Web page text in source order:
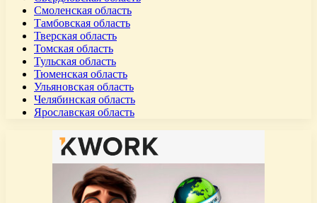
Смоленская область
Тамбовская область
Тверская область
Томская область
Тульская область
Тюменская область
Ульяновская область
Челябинская область
Ярославская область